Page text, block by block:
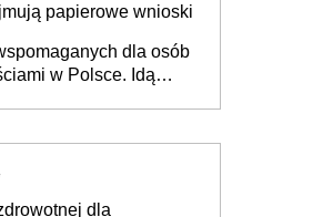
papierowe wnioski
dla osób
w Polsce. Idą
dla